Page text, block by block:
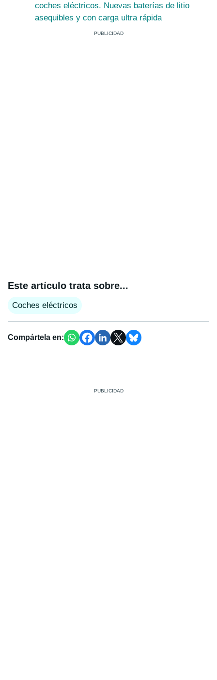
coches eléctricos. Nuevas baterías de litio
asequibles y con carga ultra rápida
Este artículo trata sobre...
Coches eléctricos
Compártela en: